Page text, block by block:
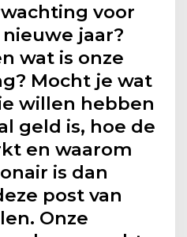
voor
jaar?
wat is onze
Mocht je wat
willen hebben
geld is, hoe de
en waarom
is dan
post van
Onze